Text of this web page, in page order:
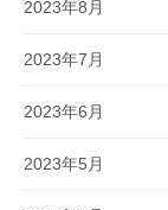
2023年8月
2023年7月
2023年6月
2023年5月